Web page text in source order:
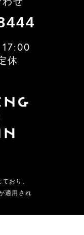
休
おり、
適用され